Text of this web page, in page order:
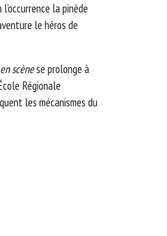
la pinède
le héros de
scènese prolonge à
Régionale
les mécanismes du